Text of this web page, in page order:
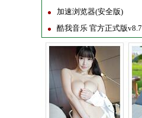
加速浏览器(安全版)
酷我音乐 官方正式版v8.7